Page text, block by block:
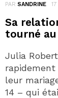
PAR SANDRINE 17
Sa
tourné
Julia
leur
14 – qui